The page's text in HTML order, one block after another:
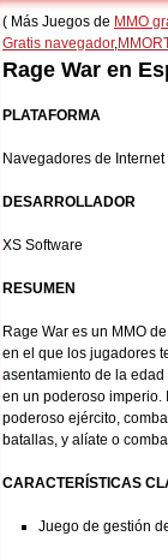
( Más Juegos de MMO
Gratis navegador,
Rage War en
PLATAFORMA
Navegadores de Internet
DESARROLLADOR
XS Software
RESUMEN
Rage War es un MMO
en el que los jugadores
asentamiento de la
en un poderoso imperio.
poderoso ejército,
batallas, y alíate o
CARACTERÍSTICAS
Juego de gestión